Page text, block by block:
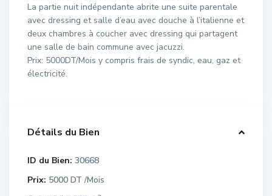
La partie nuit indépendante abrite une suite parentale
avec dressing et salle d’eau avec douche à l’italienne et
deux chambres à coucher avec dressing qui partagent
une salle de bain commune avec jacuzzi.
Prix: 5000DT/Mois y compris frais de syndic, eau, gaz et
électricité.
Détails du Bien
ID du Bien: 30668
Prix: 5000 DT /Mois